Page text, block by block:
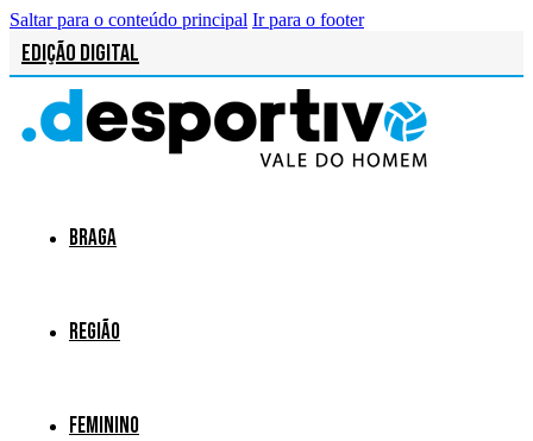
Saltar para o conteúdo principal Ir para o footer
Edição Digital
Braga
Região
Feminino